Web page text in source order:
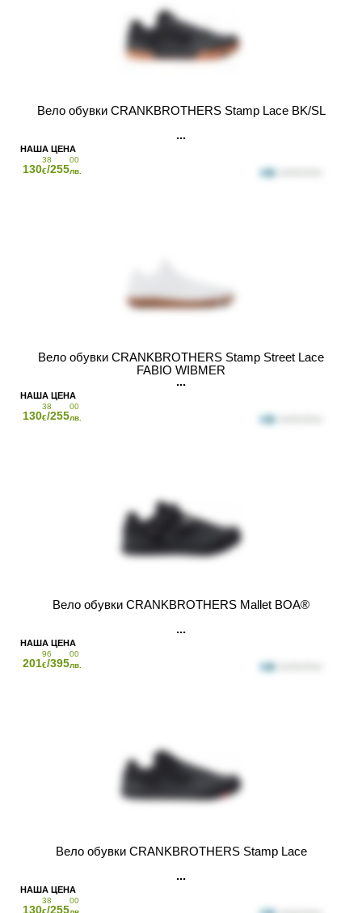
Вело обувки CRANKBROTHERS Stamp Lace BK/SL
130
38
€/255
00
лв.
Вело обувки CRANKBROTHERS Stamp Street Lace
FABIO WIBMER
130
38
€/255
00
лв.
Вело обувки CRANKBROTHERS Mallet BOA®
201
96
€/395
00
лв.
Вело обувки CRANKBROTHERS Stamp Lace
130
38
/255
00